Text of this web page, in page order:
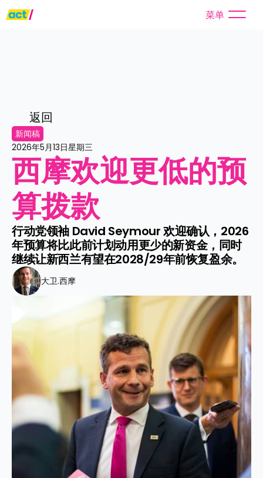
菜单
返回
新闻稿
2026年5月13日星期三
西摩欢迎更低的预
算拨款
行动党领袖 David Seymour 欢迎确认，2026
年预算将比此前计划动用更少的新资金，同时
继续让新西兰有望在2028/29年前恢复盈余。
大卫.西摩